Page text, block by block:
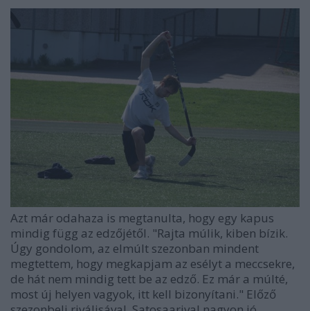
Azt már odahaza is megtanulta, hogy egy kapus
mindig függ az edzőjétől. "Rajta múlik, kiben bízik.
Úgy gondolom, az elmúlt szezonban mindent
megtettem, hogy megkapjam az esélyt a meccsekre,
de hát nem mindig tett be az edző. Ez már a múlté,
most új helyen vagyok, itt kell bizonyítani." Előző